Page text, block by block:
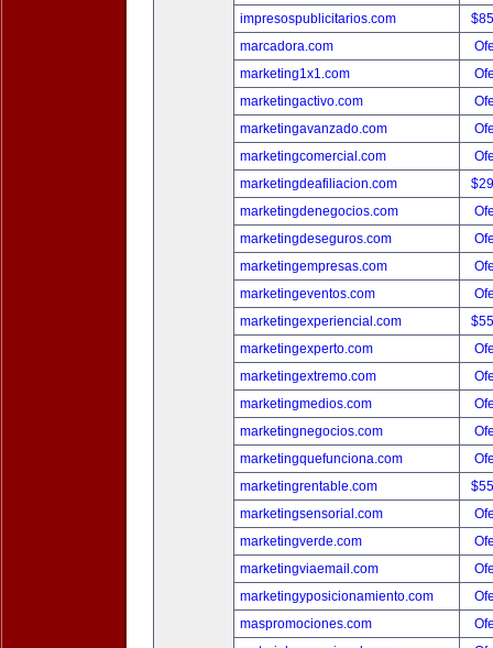
impresospublicitarios.com
marcadora.com
marketing1x1.com
marketingactivo.com
marketingavanzado.com
marketingcomercial.com
marketingdeafiliacion.com
marketingdenegocios.com
marketingdeseguros.com
marketingempresas.com
marketingeventos.com
marketingexperiencial.com
marketingexperto.com
marketingextremo.com
marketingmedios.com
marketingnegocios.com
marketingquefunciona.com
marketingrentable.com
marketingsensorial.com
marketingverde.com
marketingviaemail.com
marketingyposicionamiento.com
maspromociones.com